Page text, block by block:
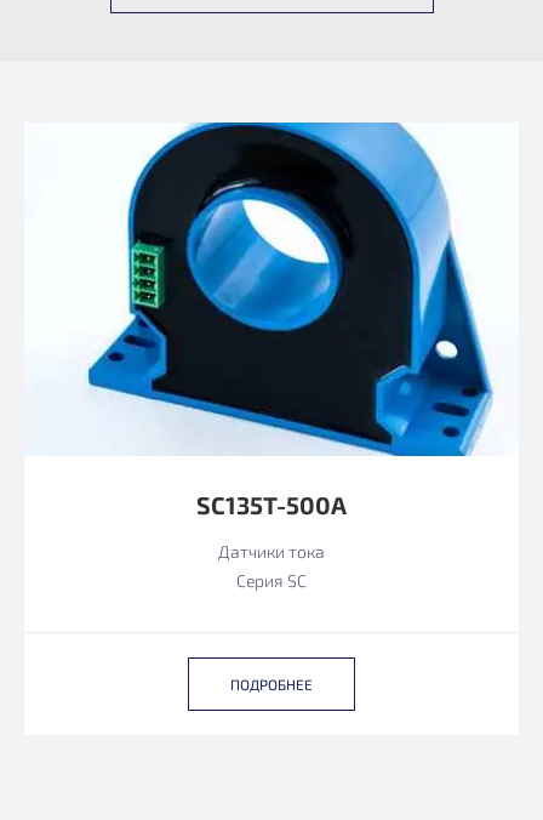
SC135T-500A
Датчики тока
Серия SC
ПОДРОБНЕЕ